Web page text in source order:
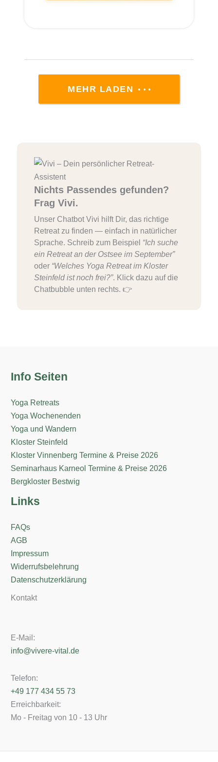
MEHR LADEN
Nichts Passendes gefunden?
Frag Vivi.
Unser Chatbot Vivi hilft Dir, das richtige
Retreat zu finden — einfach in natürlicher
Sprache. Schreib zum Beispiel “Ich suche
ein Retreat an der Ostsee im September”
oder “Welches Yoga Retreat im Kloster
Steinfeld ist noch frei?”. Klick dazu auf die
Chatbubble unten rechts. 👉
Info Seiten
Yoga Retreats
Yoga Wochenenden
Yoga und Wandern
Kloster Steinfeld
Kloster Vinnenberg Termine & Preise 2026
Seminarhaus Karneol Termine & Preise 2026
Bergkloster Bestwig
Links
FAQs
AGB
Impressum
Widerrufsbelehrung
Datenschutzerklärung
Kontakt
E-Mail:
info@vivere-vital.de
Telefon:
+49 177 434 55 73
Erreichbarkeit:
Mo - Freitag von 10 - 13 Uhr